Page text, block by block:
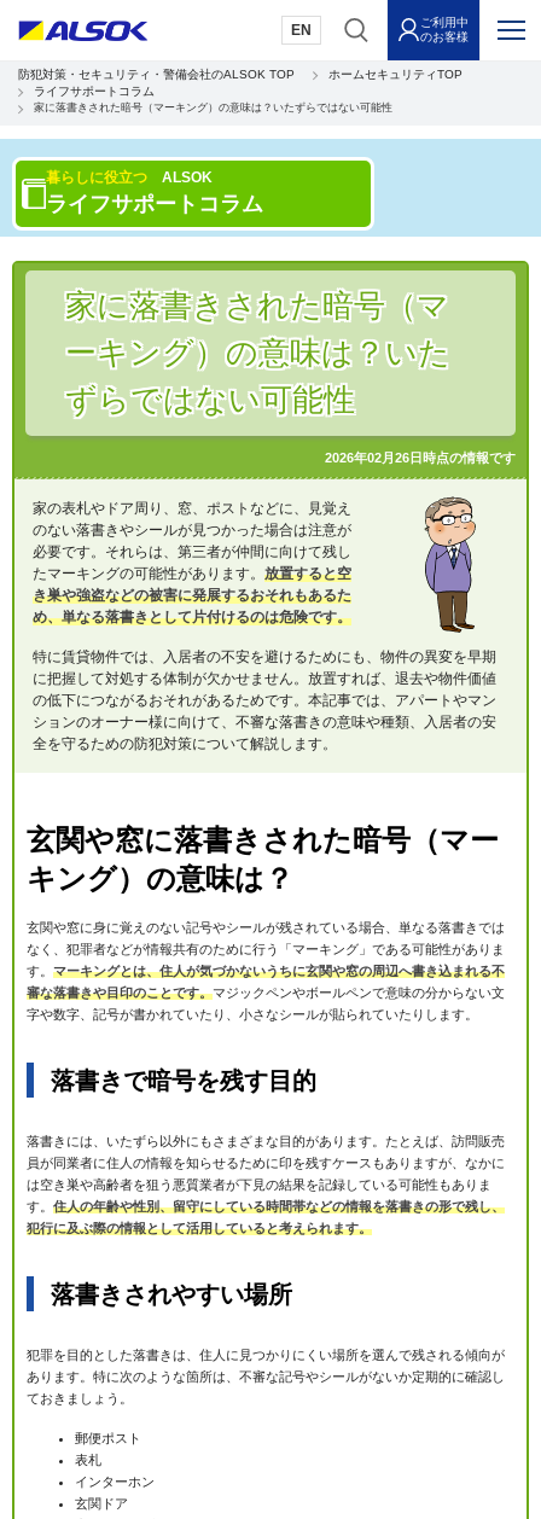
EN
ご利用中
のお客様
防犯対策・セキュリティ・警備会社のALSOK TOP
ホームセキュリティTOP
ライフサポートコラム
家に落書きされた暗号（マーキング）の意味は？いたずらではない可能性
暮らしに役立つ ALSOK
ライフサポートコラム
家に落書きされた暗号（マ
ーキング）の意味は？いた
ずらではない可能性
2026年02月26日時点の情報です
家の表札やドア周り、窓、ポストなどに、見覚え
のない落書きやシールが見つかった場合は注意が
必要です。それらは、第三者が仲間に向けて残し
たマーキングの可能性があります。 放置すると空
き巣や強盗などの被害に発展するおそれもあるた
め、単なる落書きとして片付けるのは危険です。
特に賃貸物件では、入居者の不安を避けるためにも、物件の異変を早期
に把握して対処する体制が欠かせません。放置すれば、退去や物件価値
の低下につながるおそれがあるためです。本記事では、アパートやマン
ションのオーナー様に向けて、不審な落書きの意味や種類、入居者の安
全を守るための防犯対策について解説します。
玄関や窓に落書きされた暗号（マー
キング）の意味は？
玄関や窓に身に覚えのない記号やシールが残されている場合、単なる落書きでは
なく、犯罪者などが情報共有のために行う「マーキング」である可能性がありま
す。 マーキングとは、住人が気づかないうちに玄関や窓の周辺へ書き込まれる不
審な落書きや目印のことです。マジックペンやボールペンで意味の分からない文
字や数字、記号が書かれていたり、小さなシールが貼られていたりします。
落書きで暗号を残す目的
落書きには、いたずら以外にもさまざまな目的があります。たとえば、訪問販売
員が同業者に住人の情報を知らせるために印を残すケースもありますが、なかに
は空き巣や高齢者を狙う悪質業者が下見の結果を記録している可能性もありま
す。 住人の年齢や性別、留守にしている時間帯などの情報を落書きの形で残し、
犯行に及ぶ際の情報として活用していると考えられます。
落書きされやすい場所
犯罪を目的とした落書きは、住人に見つかりにくい場所を選んで残される傾向が
あります。特に次のような箇所は、不審な記号やシールがないか定期的に確認し
ておきましょう。
郵便ポスト
表札
インターホン
玄関ドア